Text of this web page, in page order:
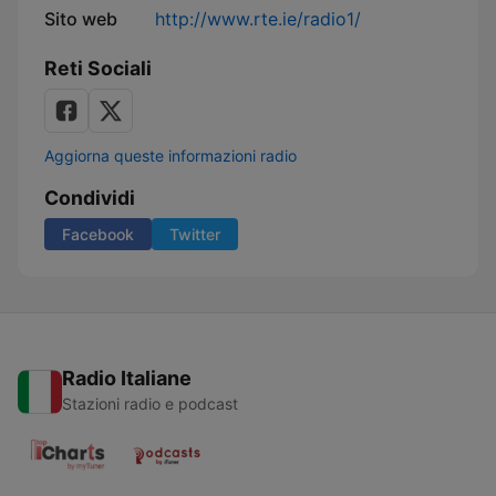
Sito web http://www.rte.ie/radio1/
Reti Sociali
Aggiorna queste informazioni radio
Condividi
Facebook Twitter
Radio Italiane
Stazioni radio e podcast